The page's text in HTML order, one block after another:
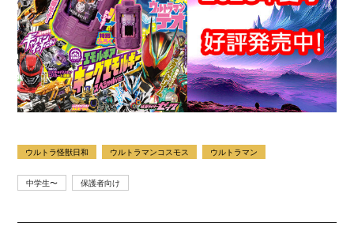
ウルトラ怪獣日和 ウルトラマンコスモス ウルトラマン
中学生〜 保護者向け